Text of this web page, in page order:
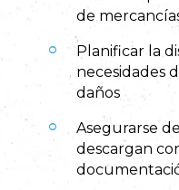
de
Planificar la
necesidades
daños
Asegurarse
descargan